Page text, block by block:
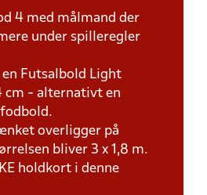
4 med målmand der
under spilleregler
en Futsalbold Light
cm - alternativt en
overligger på
bliver 3 x 1,8 m.
holdkort i denne